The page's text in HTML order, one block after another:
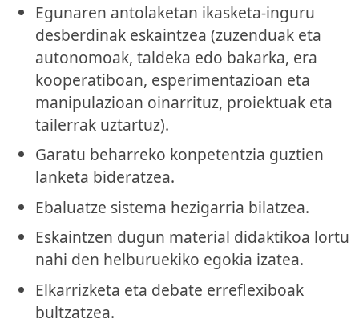
Egunaren antolaketan ikasketa-inguru
desberdinak eskaintzea (zuzenduak eta
autonomoak, taldeka edo bakarka, era
kooperatiboan, esperimentazioan eta
manipulazioan oinarrituz, proiektuak eta
tailerrak uztartuz).
Garatu beharreko konpetentzia guztien
lanketa bideratzea.
Ebaluatze sistema hezigarria bilatzea.
Eskaintzen dugun material didaktikoa lortu
nahi den helburuekiko egokia izatea.
Elkarrizketa eta debate erreflexiboak
bultzatzea.